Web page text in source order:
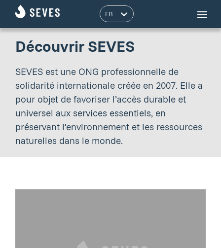
Découvrir SEVES
SEVES est une ONG professionnelle de
solidarité internationale créée en 2007. Elle a
pour objet de favoriser l’accès durable et
universel aux services essentiels, en
préservant l’environnement et les ressources
naturelles dans le monde.